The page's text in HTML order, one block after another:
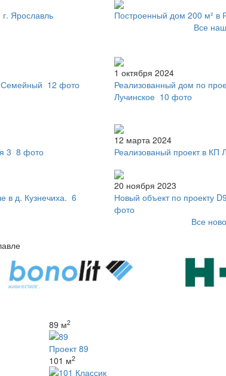
Ярославль
Построенный дом 200 м² в
Все
Семейный 12 фото
1 октября 2024
Реализованный дом по
Лучинское 10 фото
3 8 фото
12 марта 2024
Реализованый проект в КП
в д. Кузнечиха. 6
20 ноября 2023
Новый объект по проекту
фото
Все
89 м2
Проект 89
101 м2